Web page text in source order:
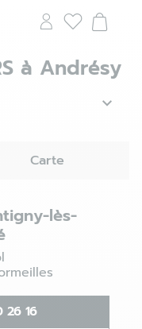
à Andrésy
Carte
lès-
26 16